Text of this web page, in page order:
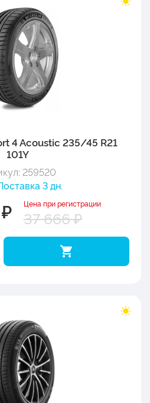
4 Acoustic 235/45 R21
101Y
259520
3 дн.
Цена при регистрации
37 666 ₽